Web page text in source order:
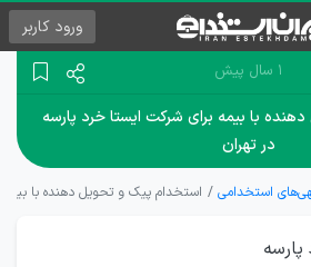
ورود کاربر
۱ سال پیش
با بیمه برای شرکت ایستا خرد پارسه
در تهران
استخدامی استخدام پیک و تحویل دهنده با
پارسه